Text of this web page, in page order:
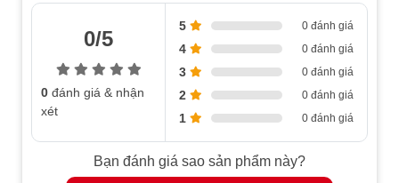
0/5
0 đánh giá & nhận
xét
5 0 đánh giá
4 0 đánh giá
3 0 đánh giá
2 0 đánh giá
1 0 đánh giá
Bạn đánh giá sao sản phẩm này?